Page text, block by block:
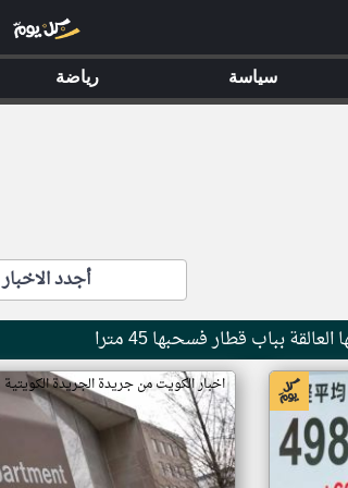
أجدد الاخبار
بباب قطار فسحبها 45 مترا
اخبار الكويت من جريدة الجريدة الكويتية
سياسة رياضة